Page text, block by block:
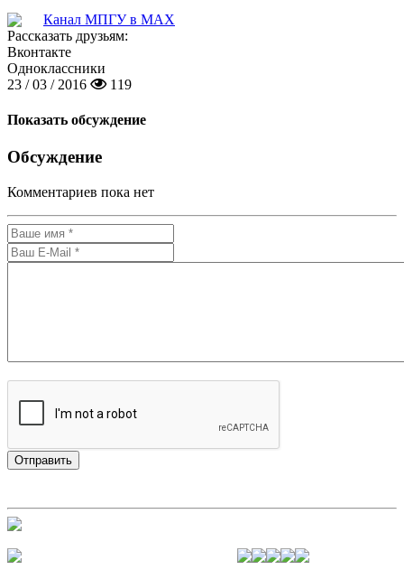
Канал МПГУ в MAX
Рассказать друзьям:
Вконтакте
Одноклассники
23 / 03 / 2016
119
Показать обсуждение
Обсуждение
Комментариев пока нет